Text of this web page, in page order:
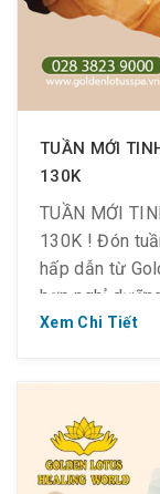
TUẦN MỚI
130K
TUẦN MỚI
130K ! Đón
hấp dẫn từ
hợp nghỉ
đình, bạn bè
Xem Chi Tiết